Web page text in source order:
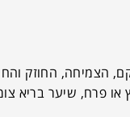
הצמיחה, החוזק
פרח, שיער בריא